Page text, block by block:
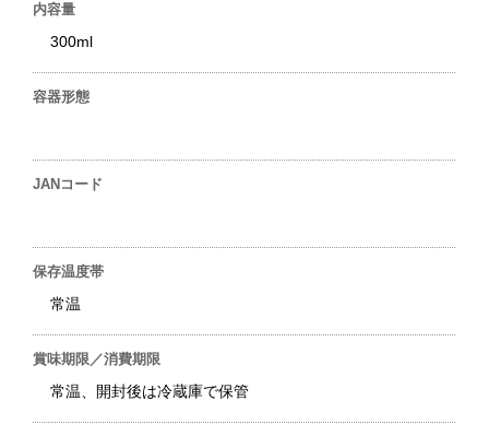
内容量
300ml
容器形態
JANコード
保存温度帯
常温
賞味期限／消費期限
常温、開封後は冷蔵庫で保管